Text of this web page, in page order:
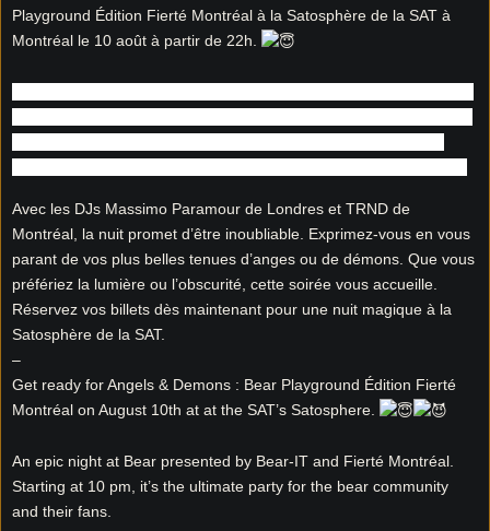
Playground Édition Fierté Montréal à la Satosphère de la SAT à
Montréal le 10 août à partir de 22h.
Avec les DJs Massimo Paramour de Londres et TRND de
Montréal, la nuit promet d’être inoubliable. Exprimez-vous en vous
parant de vos plus belles tenues d’anges ou de démons. Que vous
préfériez la lumière ou l’obscurité, cette soirée vous accueille.
Réservez vos billets dès maintenant pour une nuit magique à la
Satosphère de la SAT.
–
Get ready for Angels & Demons : Bear Playground Édition Fierté
Montréal on August 10th at at the SAT’s Satosphere.
An epic night at Bear presented by Bear-IT and Fierté Montréal.
Starting at 10 pm, it’s the ultimate party for the bear community
and their fans.